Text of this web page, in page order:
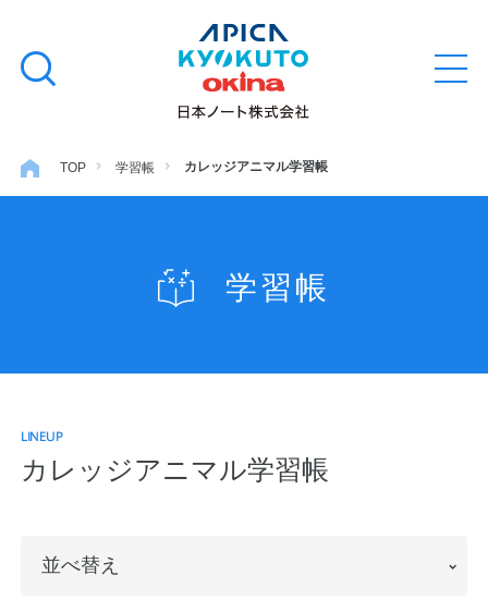
文
キ
ッ
閉
検
る
ファイル・バインダー
探求・自主学習のすすめ
TOP 学習帳 カレッジアニマル学習帳
学習帳
LINEUP
カレッジアニマル学習帳
並べ替え